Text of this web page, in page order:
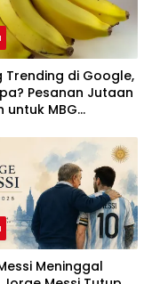
Trending di Google,
Pesanan Jutaan
untuk MBG
Meninggal